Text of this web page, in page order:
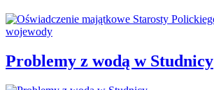
Problemy z wodą w Studnicy